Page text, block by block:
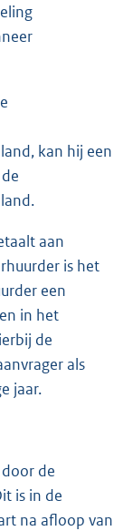
kan hij een
aan
is het
een
in het
de
als
jaar.
de
is in de
na afloop van